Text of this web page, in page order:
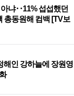
아냐‥11% 섭섭했던
총동원해 컴백 [TV보
인 강하늘에 장원영